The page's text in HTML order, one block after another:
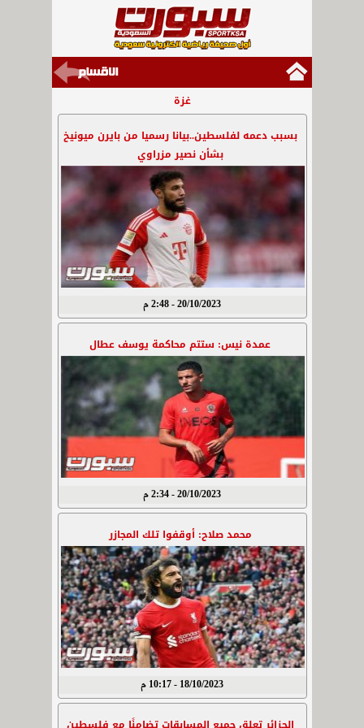
غزة
بسبب دعمه لفلسطين..بيانا رسميا من بايرن ميونيخ
بشأن نصير مزراوي
20/10/2023 - 2:48 م
عمدة نيس: ستتم محاكمة يوسف عطال
20/10/2023 - 2:34 م
محمد صلاح: أوقفوا تلك المجازر
18/10/2023 - 10:17 م